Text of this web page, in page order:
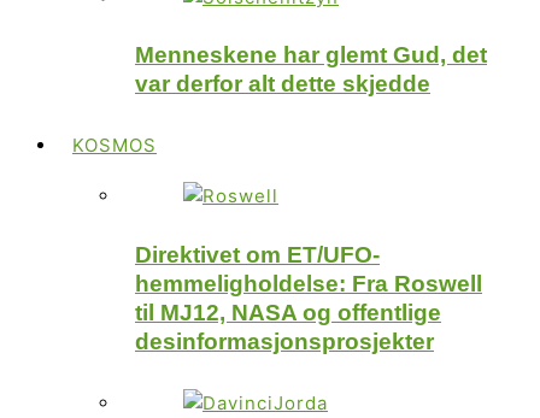
Menneskene har glemt Gud, det
var derfor alt dette skjedde
KOSMOS
Direktivet om ET/UFO-
hemmeligholdelse: Fra Roswell
til MJ12, NASA og offentlige
desinformasjonsprosjekter